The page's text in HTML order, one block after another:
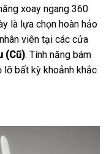
xoay ngang 360
là lựa chọn hoàn hảo
viên tại các cửa
(Cũ). Tính năng bám
lỡ bất kỳ khoảnh khắc